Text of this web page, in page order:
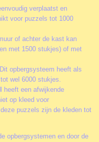
verplaatst en
voor puzzels tot 1000
of achter de kast kan
met 1500 stukjes) of met
opbergsysteem heeft als
wel 6000 stukjes.
heeft een afwijkende
op kleed voor
puzzels zijn de kleden tot
opbergsystemen en door de